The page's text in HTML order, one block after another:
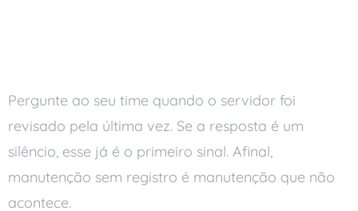
Pergunte ao seu time quando o servidor foi
revisado pela última vez. Se a resposta é um
silêncio, esse já é o primeiro sinal. Afinal,
manutenção sem registro é manutenção que não
acontece.